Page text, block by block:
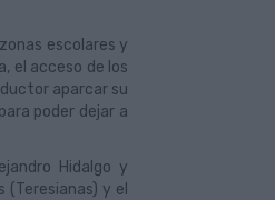
escolares y
el acceso de los
aparcar su
poder dejar a
Hidalgo y
y el